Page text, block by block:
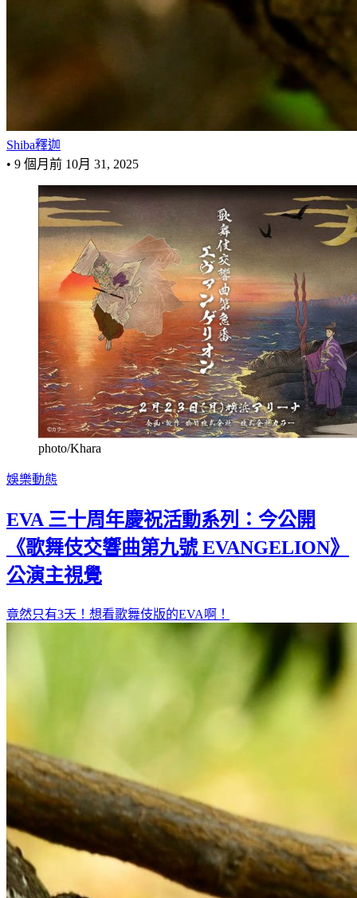
Shiba釋迦
• 9 個月前 10月 31, 2025
photo/Khara
娛樂動態
EVA 三十周年慶祝活動系列：今公開
《歌舞伎交響曲第九號 EVANGELION》
公演主視覺
竟然只有3天！想看歌舞伎版的EVA啊！